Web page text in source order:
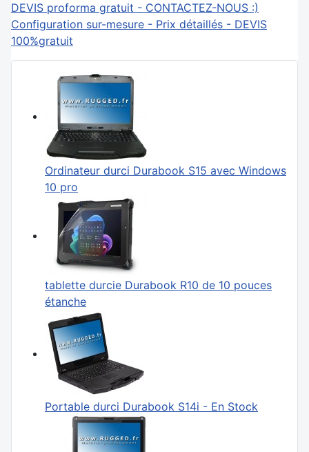
DEVIS proforma gratuit - CONTACTEZ-NOUS :)
Configuration sur-mesure - Prix détaillés - DEVIS
100%gratuit
Ordinateur durci Durabook S15 avec Windows
10 pro
tablette durcie Durabook R10 de 10 pouces
étanche
Portable durci Durabook S14i - En Stock